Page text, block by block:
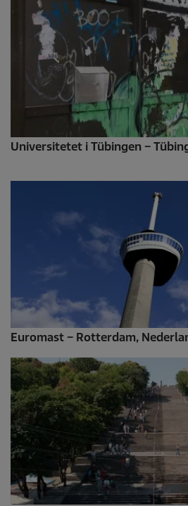
Universitetet i Tübingen –
Euromast – Rotterdam,